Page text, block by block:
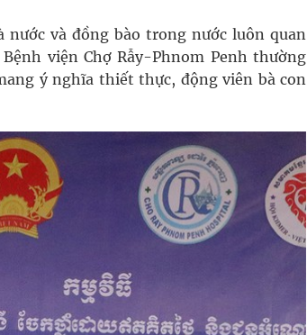
và đồng bào trong nước luôn quan
viện Chợ Rẫy-Phnom Penh thường
ý nghĩa thiết thực, động viên bà con